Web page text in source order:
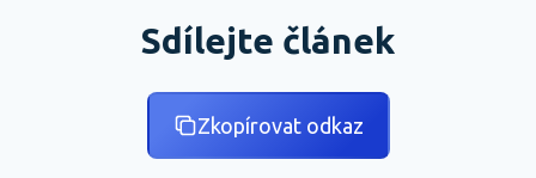
Sdílejte článek
Zkopírovat odkaz